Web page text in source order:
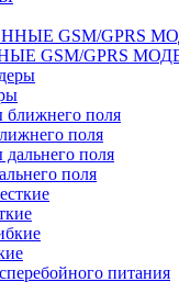
GSM/GPRS
поля
поля